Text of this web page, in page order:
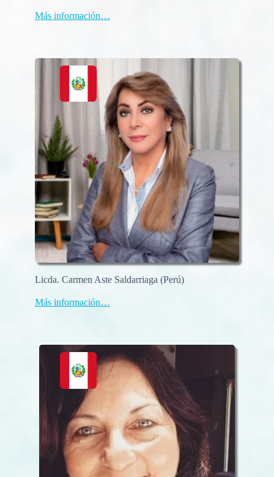
Más información…
Licda. Carmen Aste Saldarriaga (Perú)
Más información…